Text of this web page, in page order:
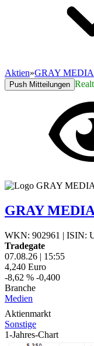
Aktien»GRAY
Push Mitteilungen
GRAY
WKN: 902961 | ISIN:
Tradegate
07.08.26 | 15:55
4,240 Euro
-8,62 % -0,400
Branche
Medien
Aktienmarkt
Sonstige
1-Jahres-Chart